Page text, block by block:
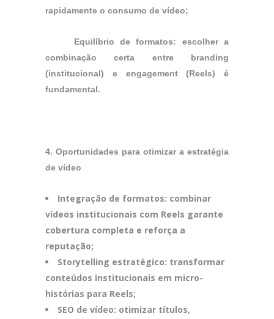
rapidamente o consumo de vídeo;
Equilíbrio de formatos: escolher a
combinação certa entre branding
(institucional) e engagement (Reels) é
fundamental.
4. Oportunidades para otimizar a estratégia
de vídeo
Integração de formatos: combinar
vídeos institucionais com Reels garante
cobertura completa e reforça a
reputação;
Storytelling estratégico: transformar
conteúdos institucionais em micro-
histórias para Reels;
SEO de vídeo: otimizar títulos,